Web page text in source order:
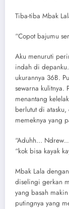
Tiba-tiba Mbak
“Copot bajumu
Aku menuruti
indah di
ukurannya 36B.
sewarna kulitnya.
menantang
berlutut di
memeknya yang
“Aduhh…
“kok bisa kayak
Mbak Lala
diselingi gerkan
yang basah
putingnya yang